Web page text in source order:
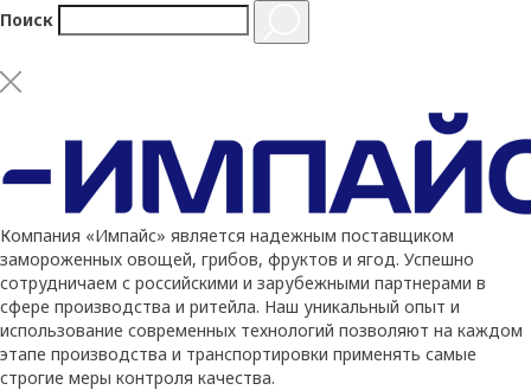
Поиск
Компания «Импайс» является надежным поставщиком
замороженных овощей, грибов, фруктов и ягод. Успешно
сотрудничаем с российскими и зарубежными партнерами в
сфере производства и ритейла. Наш уникальный опыт и
использование современных технологий позволяют на каждом
этапе производства и транспортировки применять самые
строгие меры контроля качества.